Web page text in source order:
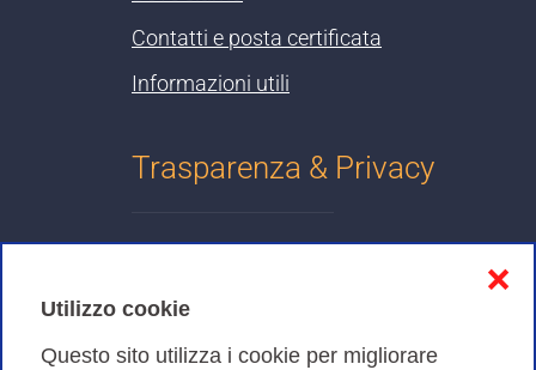
Utilizzo cookie
Questo sito utilizza i cookie per migliorare
❌
Contatti e posta certificata
Informazioni utili
Trasparenza & Privacy
Cookies Policy
Amministrazione trasparente